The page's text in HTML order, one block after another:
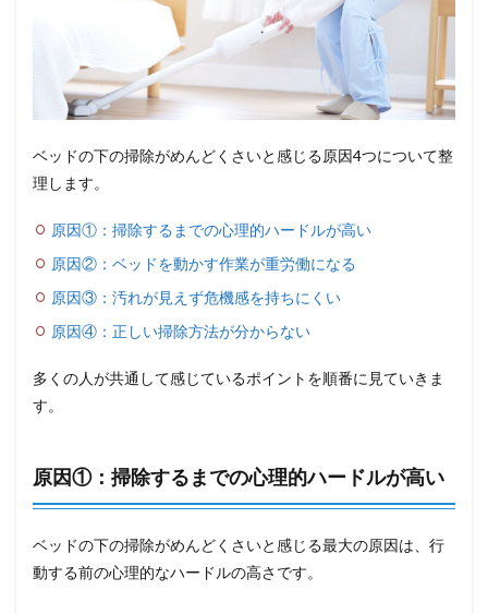
ベッドの下の掃除がめんどくさいと感じる原因4つについて整
理します。
原因①：掃除するまでの心理的ハードルが高い
原因②：ベッドを動かす作業が重労働になる
原因③：汚れが見えず危機感を持ちにくい
原因④：正しい掃除方法が分からない
多くの人が共通して感じているポイントを順番に見ていきま
す。
原因①：掃除するまでの心理的ハードルが高い
ベッドの下の掃除がめんどくさいと感じる最大の原因は、行
動する前の心理的なハードルの高さです。